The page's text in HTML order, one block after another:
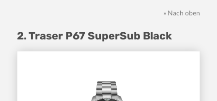
» Nach oben
2. Traser P67 SuperSub Black